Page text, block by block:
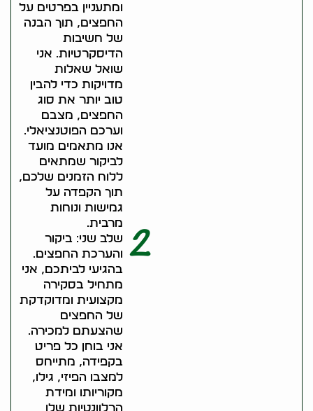
ומתעניין בפרטים על
החפצים, תוך הבנה
של חשיבות
הדיסקרטיות. אני
שואל שאלות
מדויקות כדי להבין
טוב יותר את סוג
החפצים, מצבם
וערכם הפוטנציאלי.
אנו מתאמים מועד
לביקור שמתאים
ללוח הזמנים שלכם,
תוך הקפדה על
גמישות ונוחות
מרבית.
2 שלב שני: ביקור
והערכת החפצים.
בהגיעי לביתכם, אני
מתחיל בסקירה
מקצועית ומדוקדקת
של החפצים
שהצעתם למכירה.
אני בוחן כל פריט
בקפידה, מתייחס
למצבו הפיזי, גילו,
מקוריותו ומידת
הרלוונטיות שלו